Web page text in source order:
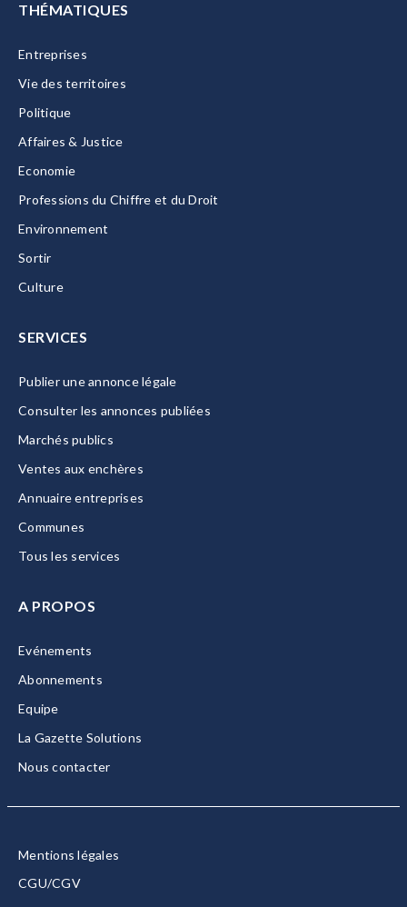
THÉMATIQUES
Entreprises
Vie des territoires
Politique
Affaires & Justice
Economie
Professions du Chiffre et du Droit
Environnement
Sortir
Culture
SERVICES
Publier une annonce légale
Consulter les annonces publiées
Marchés publics
Ventes aux enchères
Annuaire entreprises
Communes
Tous les services
A PROPOS
Evénements
Abonnements
Equipe
La Gazette Solutions
Nous contacter
Mentions légales
CGU/CGV